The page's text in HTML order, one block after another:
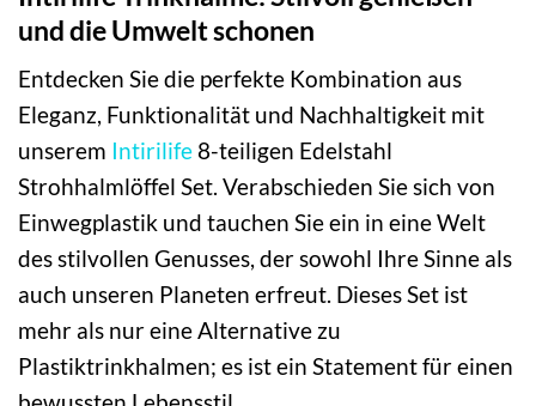
und die Umwelt schonen
Entdecken Sie die perfekte Kombination aus
Eleganz, Funktionalität und Nachhaltigkeit mit
unserem Intirilife 8-teiligen Edelstahl
Strohhalmlöffel Set. Verabschieden Sie sich von
Einwegplastik und tauchen Sie ein in eine Welt
des stilvollen Genusses, der sowohl Ihre Sinne als
auch unseren Planeten erfreut. Dieses Set ist
mehr als nur eine Alternative zu
Plastiktrinkhalmen; es ist ein Statement für einen